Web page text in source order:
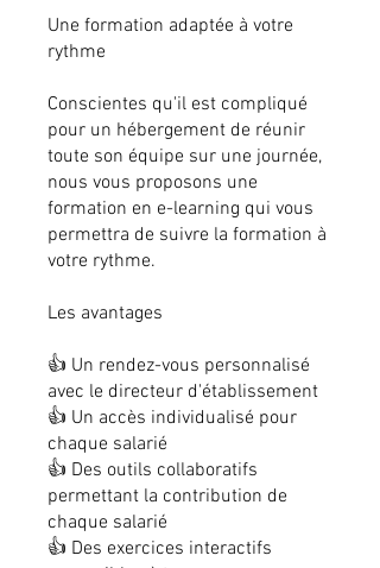
Une formation adaptée à votre
rythme
Conscientes qu'il est compliqué
pour un hébergement de réunir
toute son équipe sur une journée,
nous vous proposons une
formation en e-learning qui vous
permettra de suivre la formation à
votre rythme.
Les avantages
👍 Un rendez-vous personnalisé
avec le directeur d'établissement
👍 Un accès individualisé pour
chaque salarié
👍 Des outils collaboratifs
permettant la contribution de
chaque salarié
👍 Des exercices interactifs